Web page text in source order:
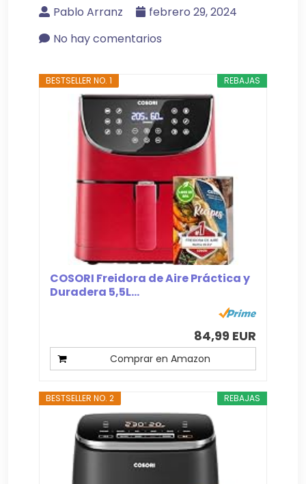
Pablo Arranz
febrero 29, 2024
No hay comentarios
REBAJAS
BESTSELLER NO. 1
COSORI Freidora de Aire Práctica y
Duradera 5,5L...
84,99 EUR
Comprar en Amazon
REBAJAS
BESTSELLER NO. 2